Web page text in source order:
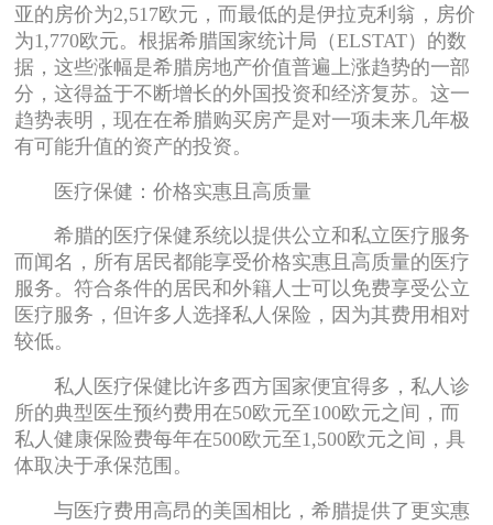
亚的房价为2,517欧元，而最低的是伊拉克利翁，房价
为1,770欧元。根据希腊国家统计局（ELSTAT）的数
据，这些涨幅是希腊房地产价值普遍上涨趋势的一部
分，这得益于不断增长的外国投资和经济复苏。这一
趋势表明，现在在希腊购买房产是对一项未来几年极
有可能升值的资产的投资。
医疗保健：价格实惠且高质量
希腊的医疗保健系统以提供公立和私立医疗服务
而闻名，所有居民都能享受价格实惠且高质量的医疗
服务。符合条件的居民和外籍人士可以免费享受公立
医疗服务，但许多人选择私人保险，因为其费用相对
较低。
私人医疗保健比许多西方国家便宜得多，私人诊
所的典型医生预约费用在50欧元至100欧元之间，而
私人健康保险费每年在500欧元至1,500欧元之间，具
体取决于承保范围。
与医疗费用高昂的美国相比，希腊提供了更实惠